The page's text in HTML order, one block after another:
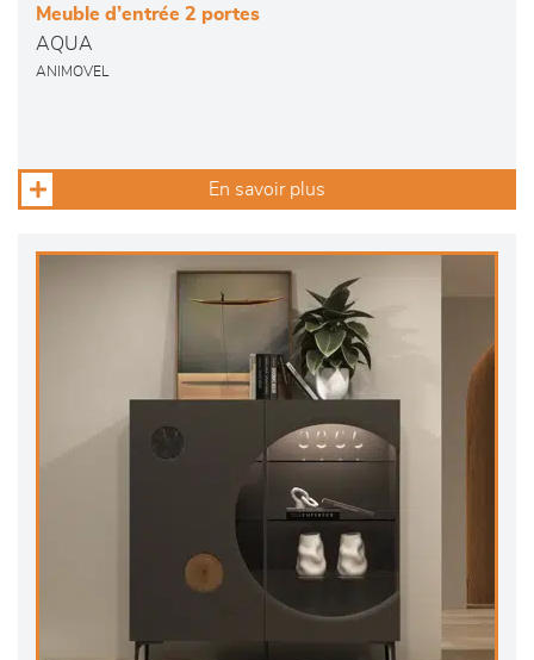
Meuble d’entrée 2 portes
AQUA
ANIMOVEL
En savoir plus